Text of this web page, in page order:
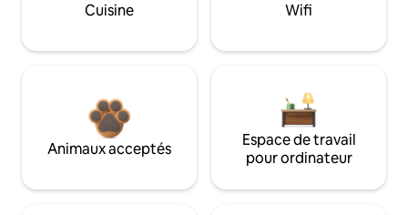
Cuisine Wifi
Animaux acceptés
Espace de travail
pour ordinateur